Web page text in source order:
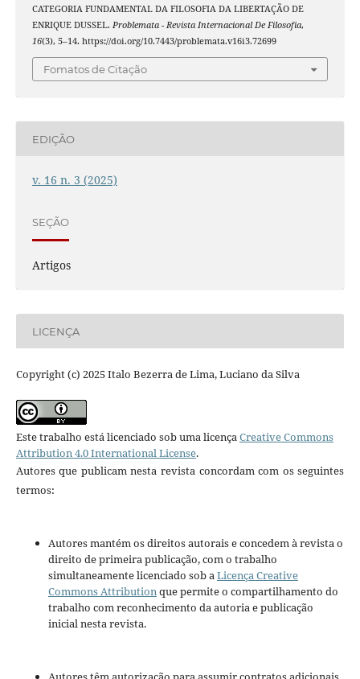
CATEGORIA FUNDAMENTAL DA FILOSOFIA DA LIBERTAÇÃO DE
ENRIQUE DUSSEL. Problemata - Revista Internacional De Filosofia,
16(3), 5–14. https://doi.org/10.7443/problemata.v16i3.72699
Fomatos de Citação
EDIÇÃO
v. 16 n. 3 (2025)
SEÇÃO
Artigos
LICENÇA
Copyright (c) 2025 Italo Bezerra de Lima, Luciano da Silva
Este trabalho está licenciado sob uma licençaCreative Commons
Attribution 4.0 International License.
Autores que publicam nesta revista concordam com os seguintes
termos:
Autores mantém os direitos autorais e concedem à revista o
direito de primeira publicação, com o trabalho
simultaneamente licenciado sob aLicença Creative
Commons Attributionque permite o compartilhamento do
trabalho com reconhecimento da autoria e publicação
inicial nesta revista.